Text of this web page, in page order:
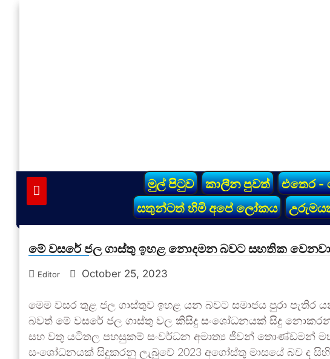
මුල් පිටුව කාලීන පුවත් එතෙර -
සතුන්ටත් හිමි අපේ ලෝකය
මේ වසරේ ජල ගාස්තු ඉහළ නොදමන බවට සහතික වෙනවා
Editor October 25, 2023
මෙම වසර තුළ ජල ගාස්තුව ඉහළ යන බවට සමාජය පුරා
බවත් මේ වසරේ ජල ගාස්තු වල කිසිදු සංශෝධනයක් සිදු
සහ වතු යටිතල පහසුකම් සංවර්ධන අමාත්‍ය ජීවන් තොණ්ඩමන්
සංශෝධනයක් සිදුකරනු ලැබුවේ 2023 අගෝස්තු මාසයේ බව ද